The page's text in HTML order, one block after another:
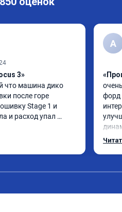
3»
что машина дико
после горе
Stage 1 и
и расход упал
А
форд